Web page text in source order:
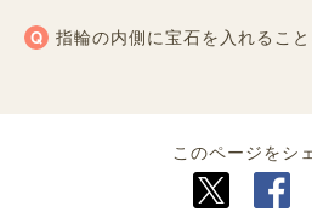
指輪の内側に宝石を入れるこ
このページをシ